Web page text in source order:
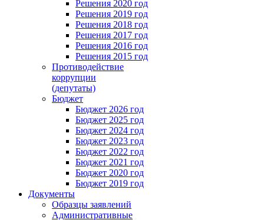
Решения 2020 год
Решения 2019 год
Решения 2018 год
Решения 2017 год
Решения 2016 год
Решения 2015 год
Противодействие
коррупции
(депутаты)
Бюджет
Бюджет 2026 год
Бюджет 2025 год
Бюджет 2024 год
Бюджет 2023 год
Бюджет 2022 год
Бюджет 2021 год
Бюджет 2020 год
Бюджет 2019 год
Документы
Образцы заявлений
Административные